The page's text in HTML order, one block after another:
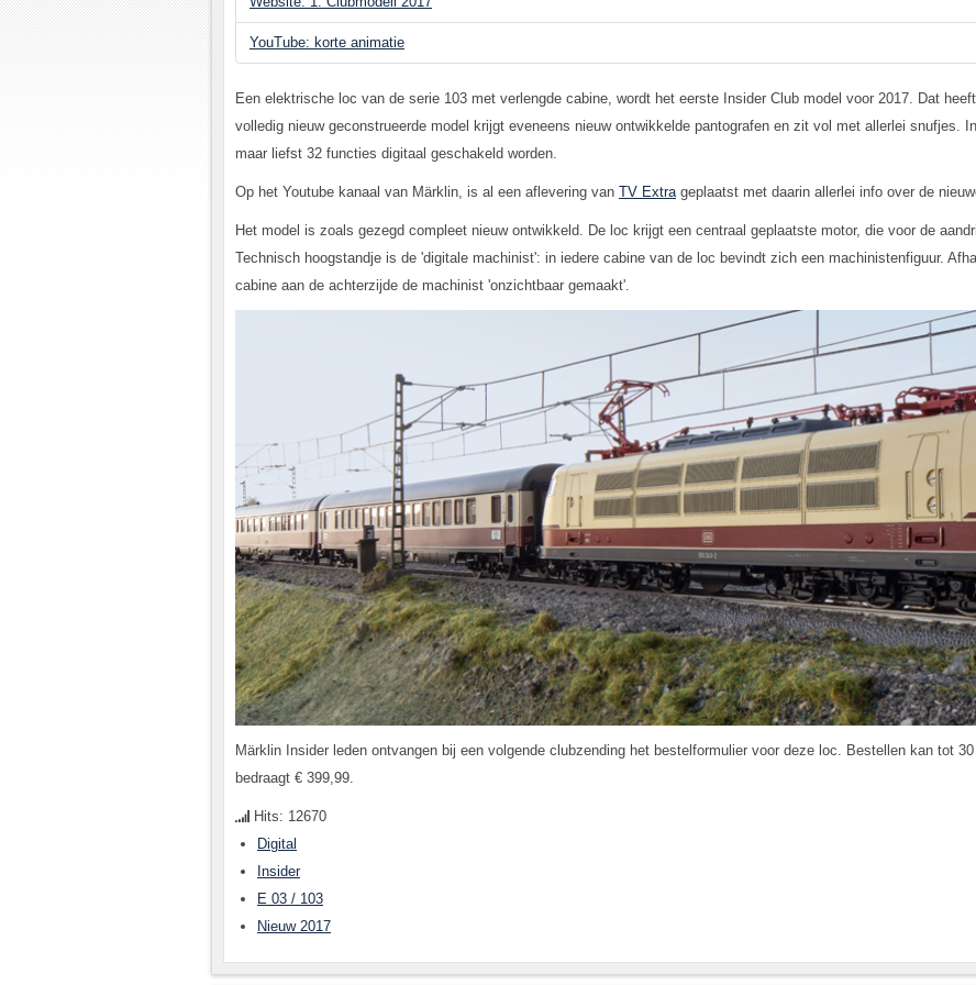
YouTube: korte animatie
Een elektrische loc van de serie 103 met verlengde cabine, wordt het eerste Insider Club model voor 2017. Dat
volledig nieuw geconstrueerde model krijgt eveneens nieuw ontwikkelde pantografen en zit vol met allerlei snufjes.
maar liefst 32 functies digitaal geschakeld worden.
Op het Youtube kanaal van Märklin, is al een aflevering van TV Extrageplaatst met daarin allerlei info over de
Het model is zoals gezegd compleet nieuw ontwikkeld. De loc krijgt een centraal geplaatste motor, die voor de
Technisch hoogstandje is de 'digitale machinist': in iedere cabine van de loc bevindt zich een machinistenfiguur.
cabine aan de achterzijde de machinist 'onzichtbaar gemaakt'.
Märklin Insider leden ontvangen bij een volgende clubzending het bestelformulier voor deze loc. Bestellen kan tot
bedraagt € 399,99.
Hits: 12670
Digital
Insider
E 03 / 103
Nieuw 2017